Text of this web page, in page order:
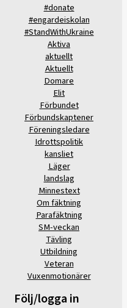
#donate
#engardeiskolan
#StandWithUkraine
Aktiva
aktuellt
Aktuellt
Domare
Elit
Förbundet
Förbundskaptener
Föreningsledare
Idrottspolitik
kansliet
Läger
landslag
Minnestext
Om fäktning
Parafäktning
SM-veckan
Tävling
Utbildning
Veteran
Vuxenmotionärer
Följ/logga in